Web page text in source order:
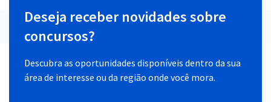
Deseja receber novidades sobre
concursos?
Descubra as oportunidades disponíveis dentro da sua
área de interesse ou da região onde você mora.